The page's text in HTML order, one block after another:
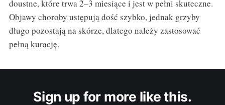
doustne, które trwa 2–3 miesiące i jest w pełni skuteczne.
Objawy choroby ustępują dość szybko, jednak grzyby
długo pozostają na skórze, dlatego należy zastosować
pełną kurację.
Sign up for more like this.